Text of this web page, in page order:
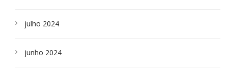
julho 2024
junho 2024